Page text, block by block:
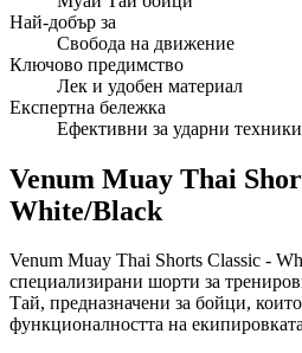
Най-добър за
Свобода на движение
Ключово предимство
Лек и удобен материал
Експертна бележка
Ефективни за ударни
Venum Muay Thai
White/Black
Venum Muay Thai Shorts Classic -
специализирани шорти за
Тай, предназначени за бойци,
функционалността на